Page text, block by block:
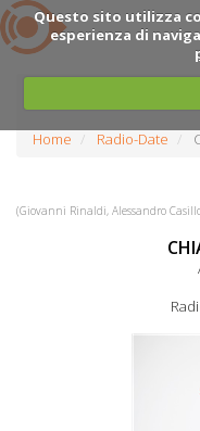
Questo sito utilizza
esperienza di
Home Radio-Date
(Giovanni Rinaldi, Alessandro